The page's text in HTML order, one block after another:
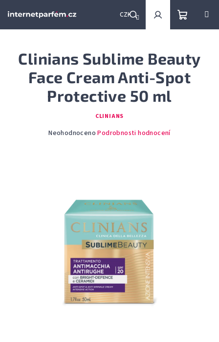
CZK
Hledat PřihlášeníNákupní
košík
Clinians Sublime Beauty
Face Cream Anti-Spot
Protective 50 ml
CLINIANS
Průměrné
hvězdiček.
Neohodnoceno Podrobnosti hodnocení